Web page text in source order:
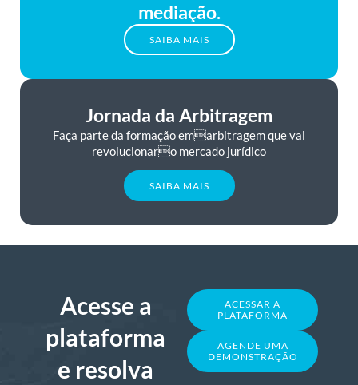
mediação.
SAIBA MAIS
Jornada da Arbitragem
Faça parte da formação emarbitragem que vai
revolucionaro mercado jurídico
SAIBA MAIS
Acesse a
plataforma
e resolva
ACESSAR A
PLATAFORMA
AGENDE UMA
DEMONSTRAÇÃO